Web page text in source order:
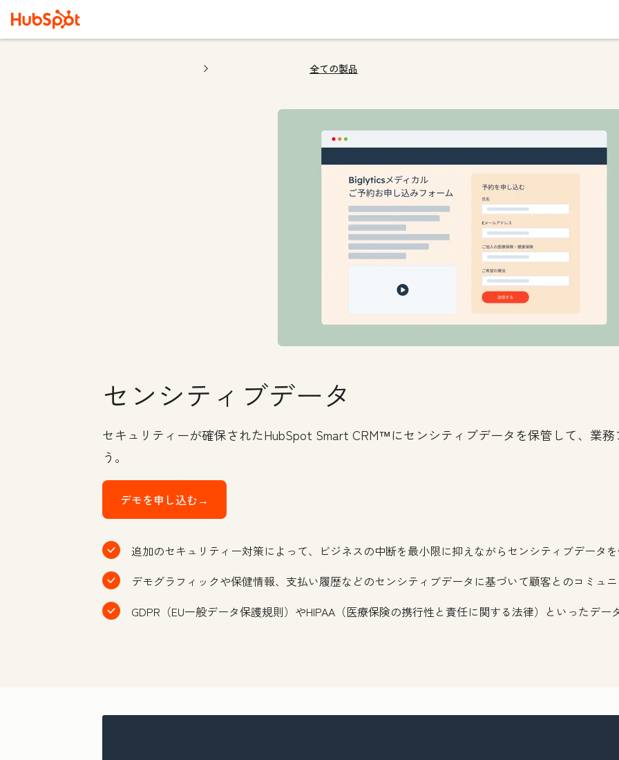
全ての製品
センシティブデータ
セキュリティーが確保されたHubSpot Smart CRM™にセンシティブデータを保管して、業
う。
デモを申し込む→
追加のセキュリティー対策によって、ビジネスの中断を最小限に抑えながらセンシティブデータ
デモグラフィックや保健情報、支払い履歴などのセンシティブデータに基づいて顧客とのコミュ
GDPR（EU一般データ保護規則）やHIPAA（医療保険の携行性と責任に関する法律）といったデ